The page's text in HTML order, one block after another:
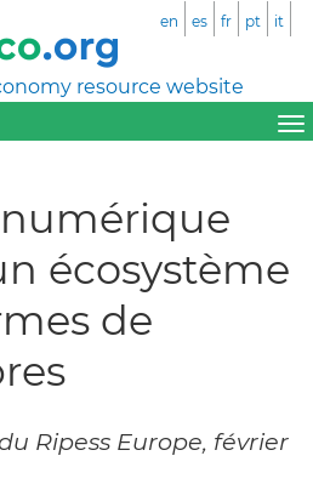
resource website
en es fr pt it
écosystème
de
Ripess Europe, février